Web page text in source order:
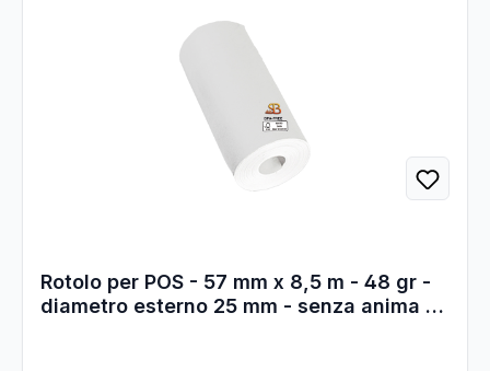
Rotolo per POS - 57 mm x 8,5 m - 48 gr -
diametro esterno 25 mm - senza anima -